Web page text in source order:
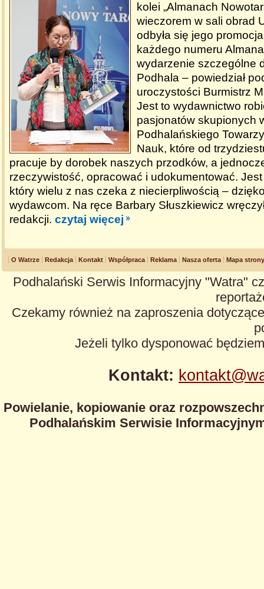
kolei „Almanach
wieczorem w sali obrad
odbyła się jego
każdego numeru
wydarzenie szczególne
Podhala – powiedział
uroczystości Burmistrz
Jest to wydawnictwo
pasjonatów skupionych
Podhalańskiego
Nauk, które od
pracuje by dorobek naszych przodków, a
rzeczywistość, opracować i udokumentować.
który wielu z nas czeka z niecierpliwością –
wydawcom. Na ręce Barbary Słuszkiewicz
redakcji. czytaj więcej
O Watrze Redakcja Kontakt Współpraca Reklama Nasza oferta Mapa strony
Podhalański Serwis Informacyjny "Watra"
Czekamy również na zaproszenia
Jeżeli tylko dysponować
Kontakt:
Powielanie, kopiowanie oraz
Podhalańskim Serwisie